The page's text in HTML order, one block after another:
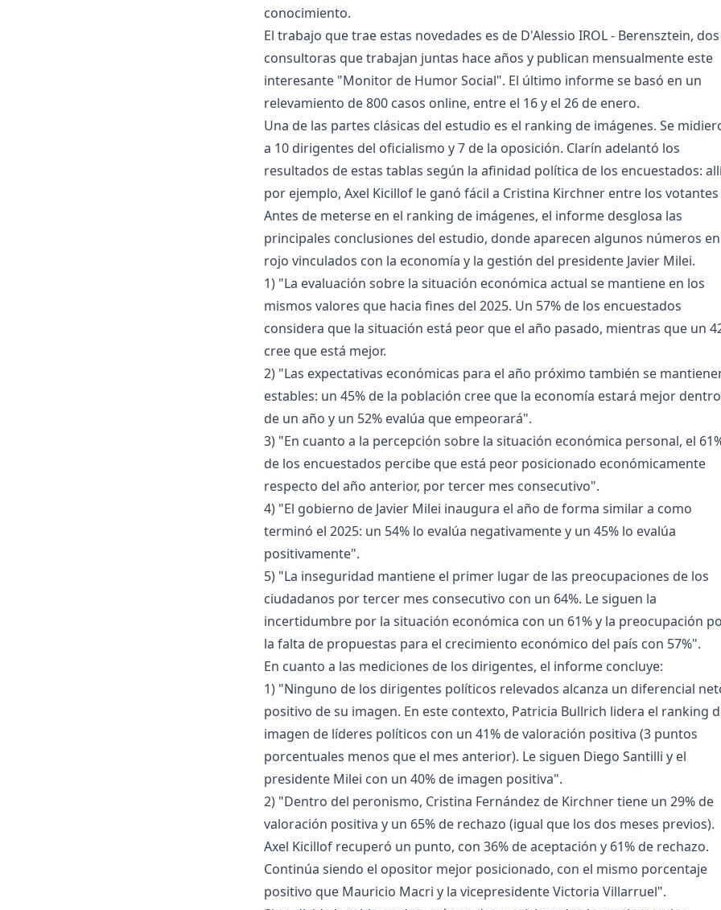
conocimiento.
El trabajo que trae estas novedades es de D'Alessio IROL - Berensztein, dos
consultoras que trabajan juntas hace años y publican mensualmente este
interesante "Monitor de Humor Social". El último informe se basó en un
relevamiento de 800 casos online, entre el 16 y el 26 de enero.
Una de las partes clásicas del estudio es el ranking de imágenes. Se
a 10 dirigentes del oficialismo y 7 de la oposición. Clarín adelantó los
resultados de estas tablas según la afinidad política de los encuestados:
por ejemplo, Axel Kicillof le ganó fácil a Cristina Kirchner entre los votantes
Antes de meterse en el ranking de imágenes, el informe desglosa las
principales conclusiones del estudio, donde aparecen algunos números en
rojo vinculados con la economía y la gestión del presidente Javier Milei.
1) "La evaluación sobre la situación económica actual se mantiene en los
mismos valores que hacia fines del 2025. Un 57% de los encuestados
considera que la situación está peor que el año pasado, mientras que un
cree que está mejor.
2) "Las expectativas económicas para el año próximo también se
estables: un 45% de la población cree que la economía estará mejor dentro
de un año y un 52% evalúa que empeorará".
3) "En cuanto a la percepción sobre la situación económica personal, el
de los encuestados percibe que está peor posicionado económicamente
respecto del año anterior, por tercer mes consecutivo".
4) "El gobierno de Javier Milei inaugura el año de forma similar a como
terminó el 2025: un 54% lo evalúa negativamente y un 45% lo evalúa
positivamente".
5) "La inseguridad mantiene el primer lugar de las preocupaciones de los
ciudadanos por tercer mes consecutivo con un 64%. Le siguen la
incertidumbre por la situación económica con un 61% y la preocupación
la falta de propuestas para el crecimiento económico del país con 57%".
En cuanto a las mediciones de los dirigentes, el informe concluye:
1) "Ninguno de los dirigentes políticos relevados alcanza un diferencial
positivo de su imagen. En este contexto, Patricia Bullrich lidera el ranking
imagen de líderes políticos con un 41% de valoración positiva (3 puntos
porcentuales menos que el mes anterior). Le siguen Diego Santilli y el
presidente Milei con un 40% de imagen positiva".
2) "Dentro del peronismo, Cristina Fernández de Kirchner tiene un 29% de
valoración positiva y un 65% de rechazo (igual que los dos meses previos).
Axel Kicillof recuperó un punto, con 36% de aceptación y 61% de rechazo.
Continúa siendo el opositor mejor posicionado, con el mismo porcentaje
positivo que Mauricio Macri y la vicepresidente Victoria Villarruel".